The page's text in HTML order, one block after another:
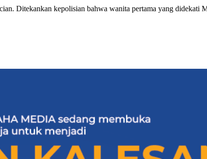
Ditekankan kepolisian bahwa wanita pertama yang didekati